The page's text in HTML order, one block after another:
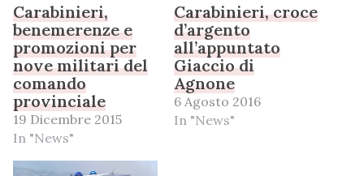
Carabinieri,
benemerenze e
promozioni per
nove militari del
comando
provinciale
19 Dicembre 2015
In "News"
Carabinieri, croce
d’argento
all’appuntato
Giaccio di
Agnone
6 Agosto 2016
In "News"